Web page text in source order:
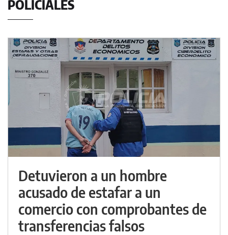
POLICIALES
Detuvieron a un hombre
acusado de estafar a un
comercio con comprobantes de
transferencias falsos